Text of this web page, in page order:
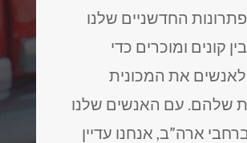
החדשניים שלנו
קונים ומוכרים כדי
את המכונית
שלהם. עם האנשים שלנו
ארה”ב, אנחנו עדיין